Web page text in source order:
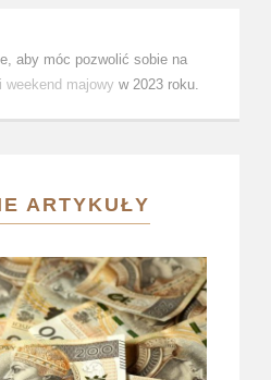
aby móc pozwolić sobie na
weekend majowy w 2023 roku.
ARTYKUŁY